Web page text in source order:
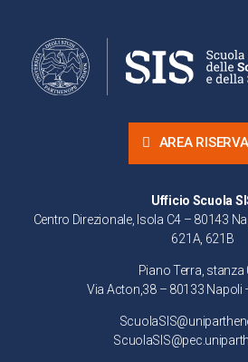
AREA
Ufficio Scuola
Centro Direzionale, Isola C4 – 80143
621A, 621B
Piano Terra, stanza
Via Acton,38 – 80133 Napoli